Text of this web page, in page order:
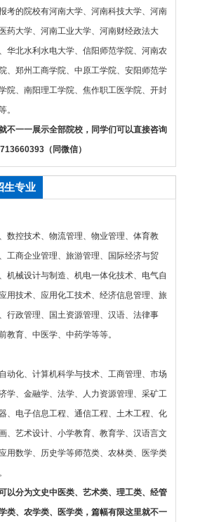
考的院校有河南大学、河南科技大学、河南
药大学、河南工业大学、河南财经政法大
华北水利水电大学、信阳师范学院、河南农
、郑州工商学院、中原工学院、安阳师范学
院、南阳理工学院、焦作职工医学院、开封
。
不一一展示全部院校，同学们可以直接咨询
（同微信）
生专业
数控技术、物流管理、物业管理、体育教
工商企业管理、旅游管理、国际经济与贸
机械设计与制造、机电一体化技术、电气自
用技术、应用化工技术、经济信息管理、旅
行政管理、国土资源管理、汉语、法律事
教育、中医学、中药学等等。
动化、计算机科学与技术、工商管理、市场
学、金融学、法学、人力资源管理、采矿工
、电子信息工程、通信工程、土木工程、化
、艺术设计、小学教育、教育学、汉语言文
用数学、历史学等师范类、农林类、医学类
以分为文史中医类、艺术类、理工类、经管
类、农学类、医学类，篇幅有限这里就不一